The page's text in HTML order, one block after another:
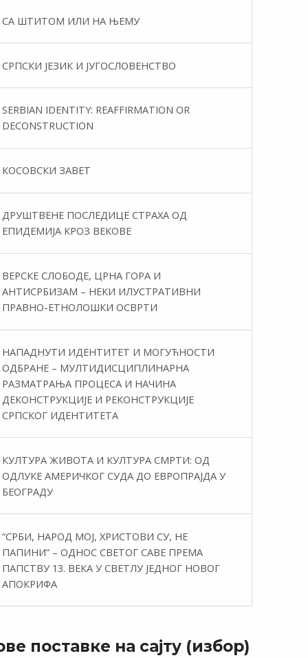
СА ШТИТОМ ИЛИ НА ЊЕМУ
СРПСКИ ЈЕЗИК И ЈУГОСЛОВЕНСТВО
SERBIAN IDENTITY: REAFFIRMATION OR
DECONSTRUCTION
КОСОВСКИ ЗАВЕТ
ДРУШТВЕНЕ ПОСЛЕДИЦЕ СТРАХА ОД
ЕПИДЕМИЈА КРОЗ ВЕКОВЕ
ВЕРСКЕ СЛОБОДЕ, ЦРНА ГОРА И
АНТИСРБИЗАМ – НЕКИ ИЛУСТРАТИВНИ
ПРАВНО-ЕТНОЛОШКИ ОСВРТИ
НАПАДНУТИ ИДЕНТИТЕТ И МОГУЋНОСТИ
ОДБРАНЕ – МУЛТИДИСЦИПЛИНАРНА
РАЗМАТРАЊА ПРОЦЕСА И НАЧИНА
ДЕКОНСТРУКЦИЈЕ И РЕКОНСТРУКЦИЈЕ
СРПСКОГ ИДЕНТИТЕТА
КУЛТУРА ЖИВОТА И КУЛТУРА СМРТИ: ОД
ОДЛУКЕ АМЕРИЧКОГ СУДА ДО ЕВРОПРАЈДА У
БЕОГРАДУ
“СРБИ, НАРОД МОЈ, ХРИСТОВИ СУ, НЕ
ПАПИНИ” – ОДНОС СВЕТОГ САВЕ ПРЕМА
ПАПСТВУ 13. ВЕКА У СВЕТЛУ ЈЕДНОГ НОВОГ
АПОКРИФА
поставке на сајту (избор)